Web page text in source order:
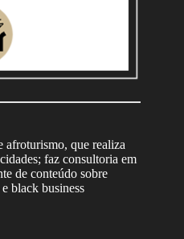
afroturismo, que realiza
faz consultoria em
de conteúdo sobre
black business